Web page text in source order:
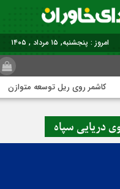
برابر با : Thursday - 6 August
کاشمر روی ریل توسعه متوازن
دریایی سپاه